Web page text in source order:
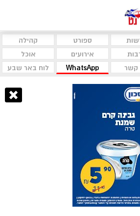
ספורט
קהילה
אירועים
אוכל
קשר WhatsApp לוח באר שבע